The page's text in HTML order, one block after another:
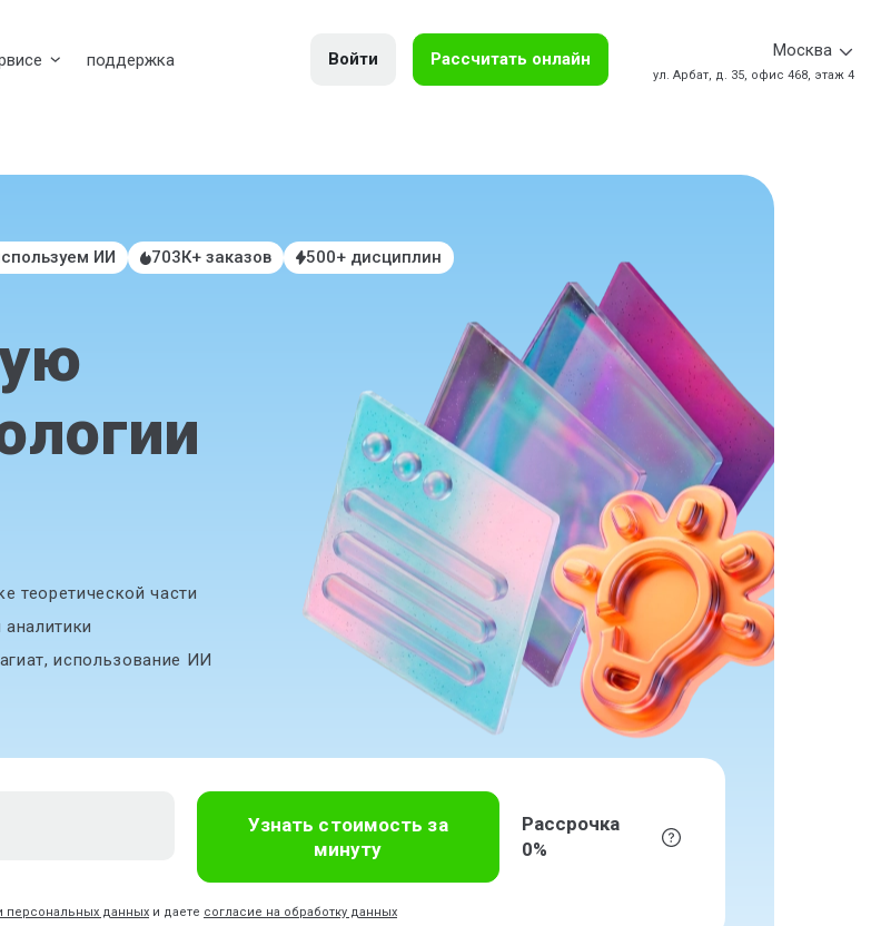
поддержка Войти Рассчитать онлайн Москва
ул. Арбат, д. 35, офис 468, этаж 4
ИИ 703К+ заказов 500+ дисциплин
теоретической части
использование ИИ
Узнать стоимость за
минуту
Рассрочка
0%
персональных данных и даете согласие на обработку данных